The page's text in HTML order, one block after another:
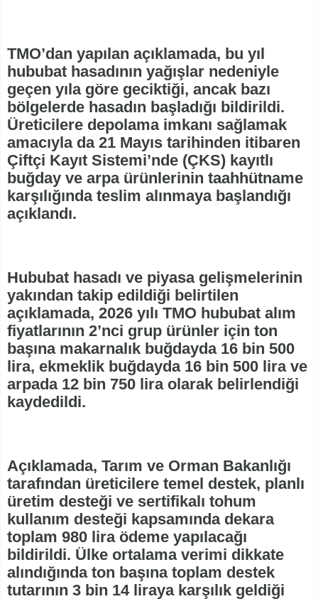
TMO’dan yapılan açıklamada, bu yıl
hububat hasadının yağışlar nedeniyle
geçen yıla göre geciktiği, ancak bazı
bölgelerde hasadın başladığı bildirildi.
Üreticilere depolama imkanı sağlamak
amacıyla da 21 Mayıs tarihinden itibaren
Çiftçi Kayıt Sistemi’nde (ÇKS) kayıtlı
buğday ve arpa ürünlerinin taahhütname
karşılığında teslim alınmaya başlandığı
açıklandı.
Hububat hasadı ve piyasa gelişmelerinin
yakından takip edildiği belirtilen
açıklamada, 2026 yılı TMO hububat alım
fiyatlarının 2’nci grup ürünler için ton
başına makarnalık buğdayda 16 bin 500
lira, ekmeklik buğdayda 16 bin 500 lira ve
arpada 12 bin 750 lira olarak belirlendiği
kaydedildi.
Açıklamada, Tarım ve Orman Bakanlığı
tarafından üreticilere temel destek, planlı
üretim desteği ve sertifikalı tohum
kullanım desteği kapsamında dekara
toplam 980 lira ödeme yapılacağı
bildirildi. Ülke ortalama verimi dikkate
alındığında ton başına toplam destek
tutarının 3 bin 14 liraya karşılık geldiği